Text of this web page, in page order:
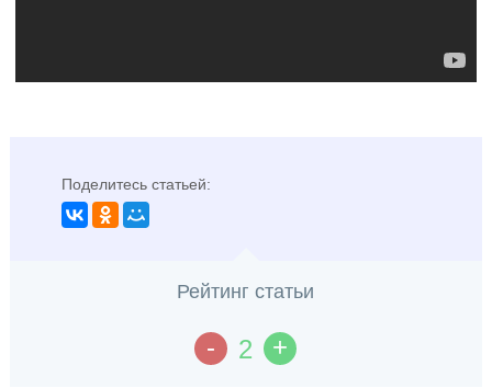
Поделитесь статьей:
Рейтинг статьи
- 2 +